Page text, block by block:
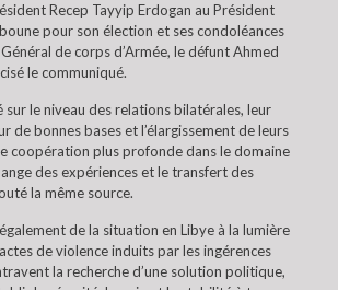
Recep Tayyip Erdogan au Président
pour son élection et ses condoléances
de corps d’Armée, le défunt Ahmed
le communiqué.
sur le niveau des relations bilatérales, leur
de bonnes bases et l’élargissement de leurs
coopération plus profonde dans le domaine
des expériences et le transfert des
la même source.
de la situation en Libye à la lumière
de violence induits par les ingérences
la recherche d’une solution politique,